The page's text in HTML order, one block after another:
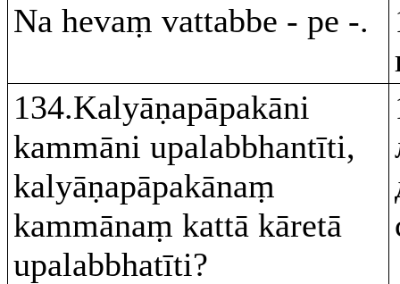
Na hevaṃ vattabbe - pe -.
134.Kalyāṇapāpakāni
kammāni upalabbhantīti,
kalyāṇapāpakānaṃ
kammānaṃ kattā kāretā
upalabbhatīti?